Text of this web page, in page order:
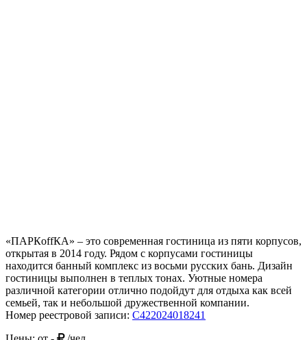
«ПАРКoffКА» – это современная гостиница из пяти корпусов,
открытая в 2014 году. Рядом с корпусами гостиницы
находится банный комплекс из восьми русских бань. Дизайн
гостиницы выполнен в теплых тонах. Уютные номера
различной категории отлично подойдут для отдыха как всей
семьей, так и небольшой дружественной компании.
Номер реестровой записи: С422024018241